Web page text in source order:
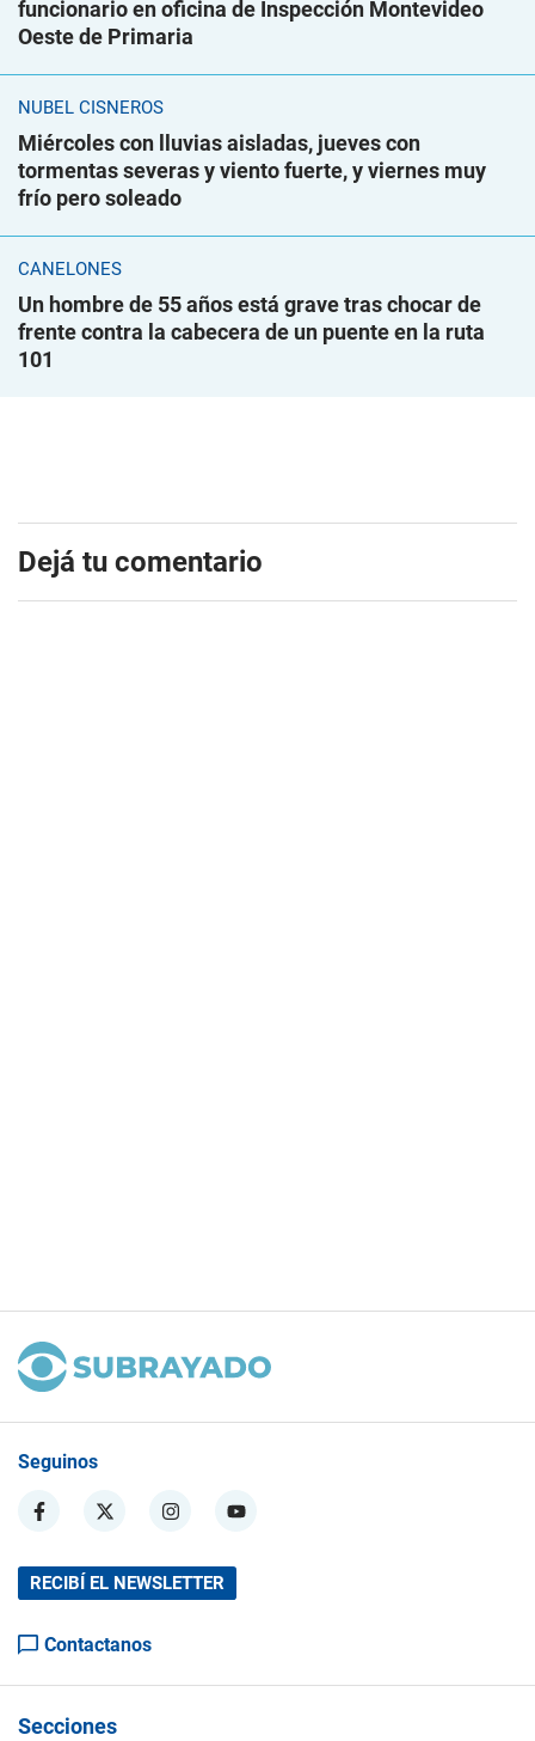
funcionario en oficina de Inspección Montevideo
Oeste de Primaria
NUBEL CISNEROS
Miércoles con lluvias aisladas, jueves con
tormentas severas y viento fuerte, y viernes muy
frío pero soleado
CANELONES
Un hombre de 55 años está grave tras chocar de
frente contra la cabecera de un puente en la ruta
101
Dejá tu comentario
Seguinos
RECIBÍ EL NEWSLETTER
Contactanos
Secciones